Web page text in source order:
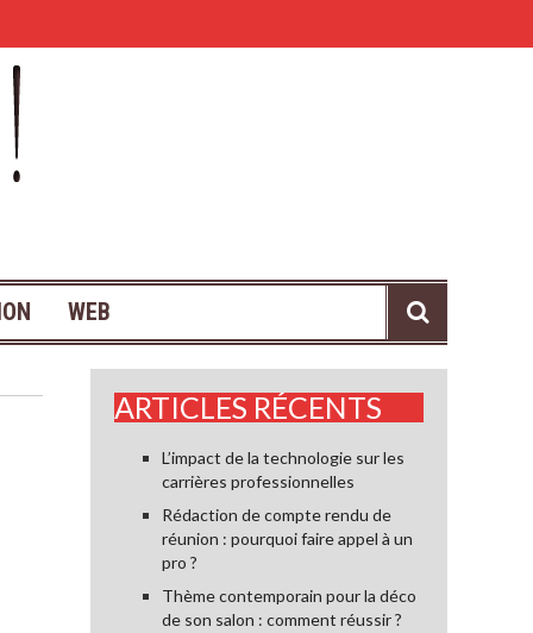
WEB
ARTICLES RÉCENTS
L’impact de la technologie sur les
carrières professionnelles
Rédaction de compte rendu de
réunion : pourquoi faire appel à un
pro ?
Thème contemporain pour la déco
de son salon : comment réussir ?